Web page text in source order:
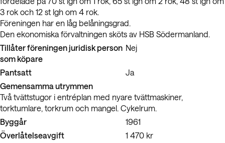
3 rok och 12 st lgh om 4 rok.
Föreningen har en låg belåningsgrad.
Den ekonomiska förvaltningen sköts av HSB Södermanland.
Tillåter föreningen juridisk person
som köpare
Nej
Pantsatt
Ja
Gemensamma utrymmen
Två tvättstugor i entréplan med nyare tvättmaskiner,
torktumlare, torkrum och mangel. Cykelrum.
Byggår
1961
Överlåtelseavgift
1 470 kr